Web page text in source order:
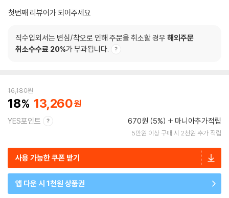
첫번째 리뷰어가 되어주세요
직수입외서는 변심/착오로 인해 주문을 취소할 경우 해외주문
취소수수료 20%가 부과됩니다.
16,180원
18 13,260
YES포인트 670원 (5%) 마니아추가적립
5만원 이상 구매 시 2천원 추가 적립
사용 가능한 쿠폰 받기
앱 다운 시 1천원 상품권